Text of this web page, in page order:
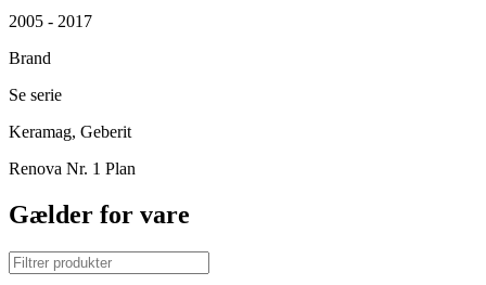
2005 - 2017
Brand
Se serie
Keramag, Geberit
Renova Nr. 1 Plan
Gælder for vare